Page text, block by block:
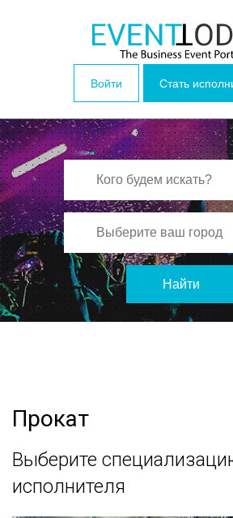
Войти Стать
Найти
Прокат
Выберите
исполнителя